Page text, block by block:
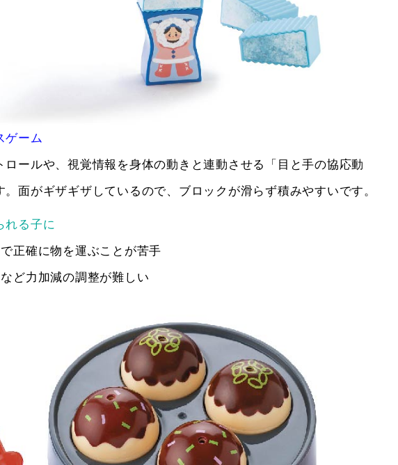
ゲーム
ロールや、視覚情報を身体の動きと連動させる「目と手の協応動
。面がギザギザしているので、ブロックが滑らず積みやすいです。
れる子に
正確に物を運ぶことが苦手
ど力加減の調整が難しい